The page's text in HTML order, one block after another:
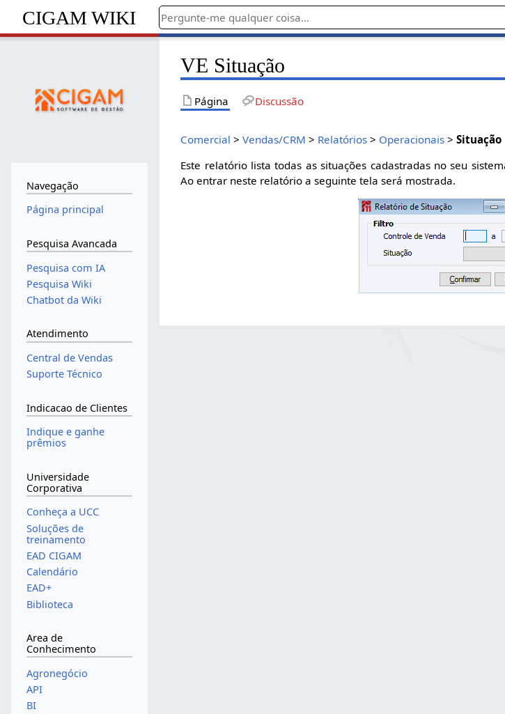
CIGAM WIKI
VE Situação
Página Discussão
Comercial >Vendas/CRM > Relatórios > Operacionais >Situação
Este relatório lista todas as situações cadastradas no seu
Ao entrar neste relatório a seguinte tela será mostrada.
Navegação
Página principal
Pesquisa Avancada
Pesquisa com IA
Pesquisa Wiki
Chatbot da Wiki
Atendimento
Central de Vendas
Suporte Técnico
Indicacao de Clientes
Indique e ganhe
prêmios
Universidade
Corporativa
Conheça a UCC
Soluções de
treinamento
EAD CIGAM
Calendário
EAD+
Biblioteca
Area de
Conhecimento
Agronegócio
API
BI